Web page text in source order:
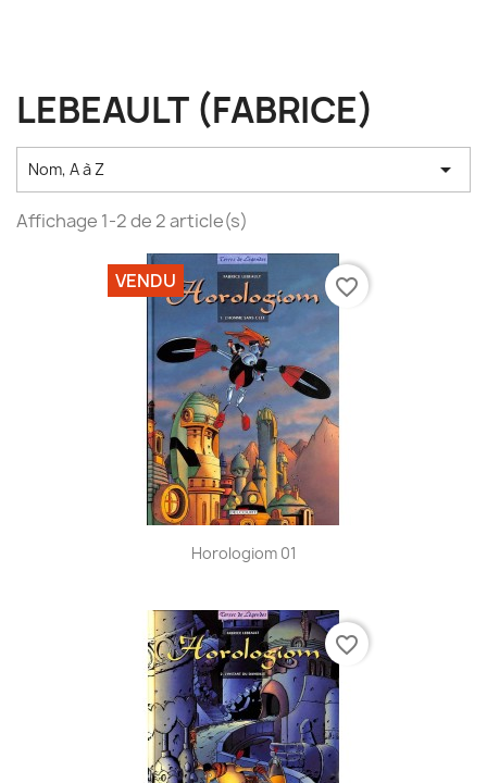
LEBEAULT (FABRICE)
Nom, A à Z 
Affichage 1-2 de 2 article(s)
Horologiom 01
VENDU favorite_border
favorite_border